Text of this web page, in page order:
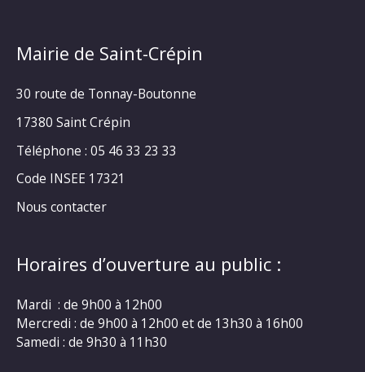
Mairie de Saint-Crépin
30 route de Tonnay-Boutonne
17380 Saint Crépin
Téléphone : 05 46 33 23 33
Code INSEE 17321
Nous contacter
Horaires d’ouverture au public :
Mardi : de 9h00 à 12h00
Mercredi : de 9h00 à 12h00 et de 13h30 à 16h00
Samedi : de 9h30 à 11h30